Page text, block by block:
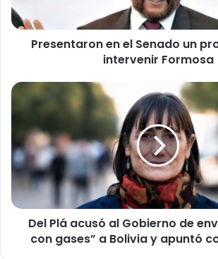
a
r
n
e
n
a
d
o
Presentaron en el Senado un
intervenir Formosa
D
l
á
a
c
u
Del Plá acusó al Gobierno de
con gases” a Bolivia y apuntó